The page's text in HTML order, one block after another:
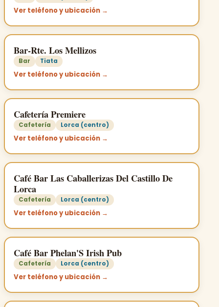
Ver teléfono y ubicación →
Bar-Rte. Los Mellizos
Bar Tiata
Ver teléfono y ubicación →
Cafetería Premiere
Cafetería Lorca (centro)
Ver teléfono y ubicación →
Café Bar Las Caballerizas Del Castillo De
Lorca
Cafetería Lorca (centro)
Ver teléfono y ubicación →
Café Bar Phelan'S Irish Pub
Cafetería Lorca (centro)
Ver teléfono y ubicación →